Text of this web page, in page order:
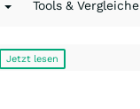
Tools & Vergleiche
Jetzt lesen